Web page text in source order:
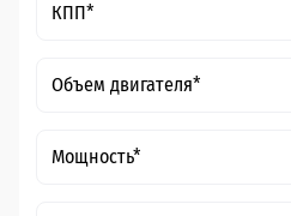
КПП*
Объем двигателя*
Мощность*